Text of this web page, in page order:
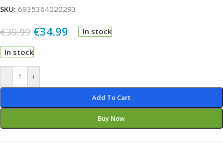
SKU: 6935364020293
€39.99 €34.99 In stock
In stock
- +
Add To Cart
Buy Now
Alternative: